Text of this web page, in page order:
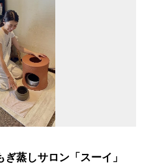
ぎ蒸しサロン「スーイ」